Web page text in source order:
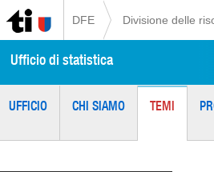
DFE Divisione delle
Ufficio di statistica
UFFICIO CHI SIAMO TEMI